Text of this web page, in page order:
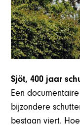
Sjöt, 400 jaar
Een
bijzondere
bestaan viert.